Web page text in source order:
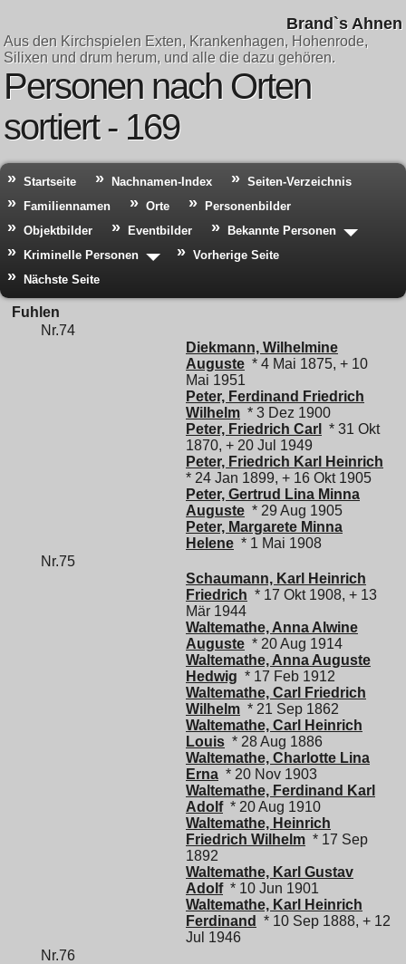
Brand`s Ahnen
Aus den Kirchspielen Exten, Krankenhagen, Hohenrode,
Silixen und drum herum, und alle die dazu gehören.
Personen nach Orten
sortiert - 169
Startseite Nachnamen-Index
Seiten-Verzeichnis
Familiennamen
Orte
Personenbilder
Objektbilder
Eventbilder
Bekannte Personen
Kriminelle Personen
Vorherige Seite
Nächste Seite
Fuhlen
Nr.74
Diekmann, Wilhelmine
Auguste * 4 Mai 1875, + 10
Mai 1951
Peter, Ferdinand Friedrich
Wilhelm * 3 Dez 1900
Peter, Friedrich Carl
* 31 Okt
1870, + 20 Jul 1949
Peter, Friedrich Karl Heinrich
* 24 Jan 1899, + 16 Okt 1905
Peter, Gertrud Lina Minna
Auguste * 29 Aug 1905
Peter, Margarete Minna
Helene * 1 Mai 1908
Nr.75
Schaumann, Karl Heinrich
Friedrich * 17 Okt 1908, + 13
Mär 1944
Waltemathe, Anna Alwine
Auguste * 20 Aug 1914
Waltemathe, Anna Auguste
Hedwig * 17 Feb 1912
Waltemathe, Carl Friedrich
Wilhelm * 21 Sep 1862
Waltemathe, Carl Heinrich
Louis * 28 Aug 1886
Waltemathe, Charlotte Lina
Erna * 20 Nov 1903
Waltemathe, Ferdinand Karl
Adolf* 20 Aug 1910
Waltemathe, Heinrich
Friedrich Wilhelm * 17 Sep
1892
Waltemathe, Karl Gustav
Adolf* 10 Jun 1901
Waltemathe, Karl Heinrich
Ferdinand
* 10 Sep 1888, + 12
Jul 1946
Nr.76